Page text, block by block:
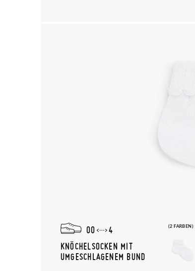
(2 FARBEN)
00
4
KNÖCHELSOCKEN MIT
UMGESCHLAGENEM BUND